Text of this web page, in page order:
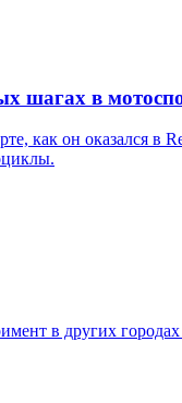
шагах в
как он оказался в
в других